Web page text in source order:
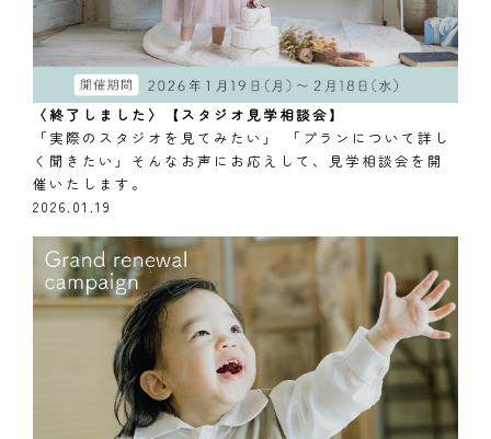
〈終了しました〉【スタジオ見学相談会】
「実際のスタジオを見てみたい」 「プランについて詳し
く聞きたい」そんなお声にお応えして、見学相談会を開
催いたします。
2026.01.19